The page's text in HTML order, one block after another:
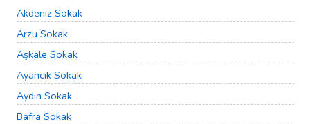
Akdeniz Sokak
Arzu Sokak
Aşkale Sokak
Ayancık Sokak
Aydın Sokak
Bafra Sokak